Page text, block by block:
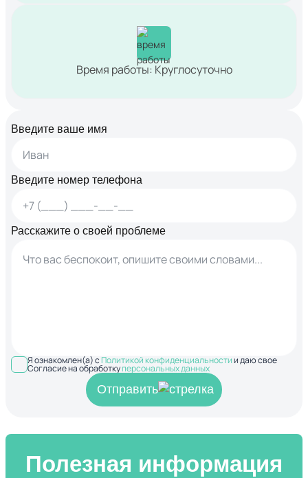
Время работы: Круглосуточно
Введите ваше имя
Введите номер телефона
Расскажите о своей проблеме
Я ознакомлен(а) сПолитикой конфиденциальностии даю свое
Согласие на обработкуперсональных данных
Отправить
Полезная информация